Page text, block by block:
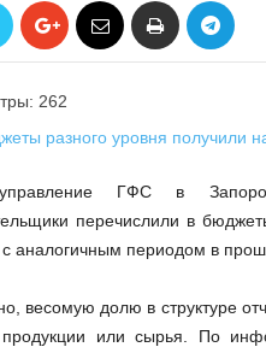
262
ГФС в
перечислили в
аналогичным периодом в
весомую долю в структуре
продукции или сырья. По